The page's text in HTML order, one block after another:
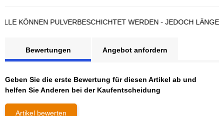
KÖNNEN PULVERBESCHICHTET WERDEN - JEDOCH LÄNGERE
Bewertungen Angebot anfordern
Geben Sie die erste Bewertung für diesen Artikel ab und
helfen Sie Anderen bei der Kaufentscheidung
Artikel bewerten